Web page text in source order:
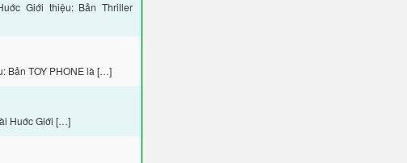
Giới thiệu: Bản Thriller
Bản TOY PHONE là […]
Huớc Giới […]